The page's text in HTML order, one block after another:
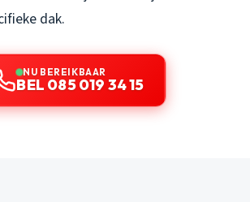
dak.
NU BEREIKBAAR
BEL 085 019 34 15